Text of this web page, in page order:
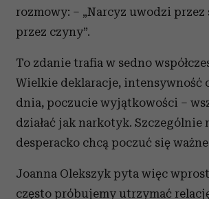
rozmowy: – „Narcyz uwodzi przez
przez czyny”.
To zdanie trafia w sedno
Wielkie deklaracje, intensywność
dnia, poczucie wyjątkowości –
działać jak narkotyk. Szczególnie
desperacko chcą poczuć się
Joanna Olekszyk pyta więc
często próbujemy utrzymać